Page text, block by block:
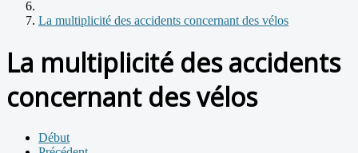
La multiplicité des accidents concernant des vélos
La multiplicité des accidents
concernant des vélos
Début